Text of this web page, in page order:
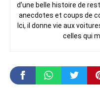
d’une belle histoire de
anecdotes et coups de
Ici, il donne vie aux
celles qui